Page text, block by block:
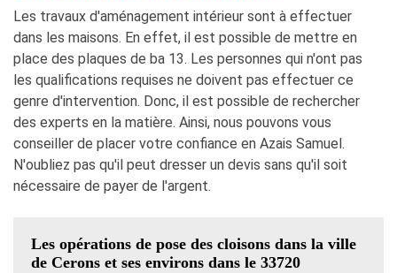
Les travaux d'aménagement intérieur sont à effectuer
dans les maisons. En effet, il est possible de mettre en
place des plaques de ba 13. Les personnes qui n'ont pas
les qualifications requises ne doivent pas effectuer ce
genre d'intervention. Donc, il est possible de rechercher
des experts en la matière. Ainsi, nous pouvons vous
conseiller de placer votre confiance en Azais Samuel.
N'oubliez pas qu'il peut dresser un devis sans qu'il soit
nécessaire de payer de l'argent.
Les opérations de pose des cloisons dans la ville
de Cerons et ses environs dans le 33720